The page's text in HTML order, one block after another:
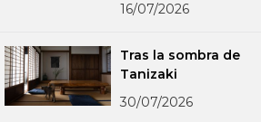
16/07/2026
Tras la sombra de
Tanizaki
30/07/2026